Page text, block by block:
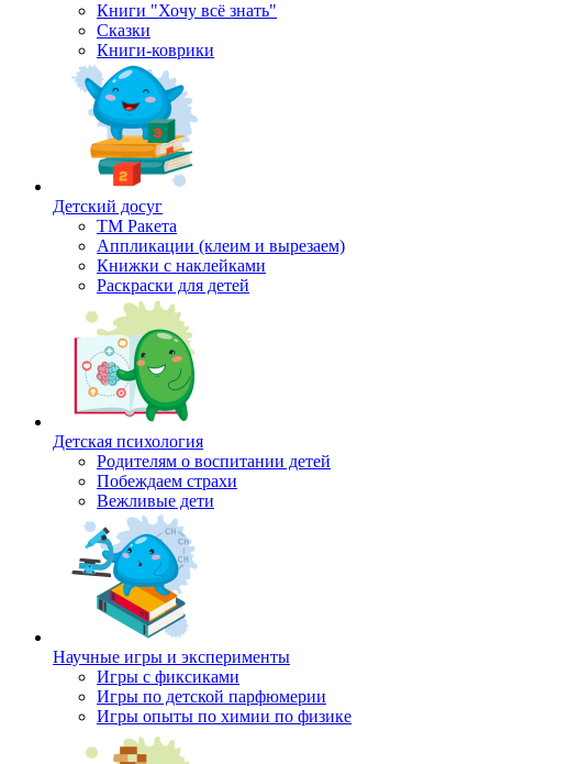
Книги "Хочу всё знать"
Сказки
Книги-коврики
Детский досуг
ТМ Ракета
Аппликации (клеим и вырезаем)
Книжки с наклейками
Раскраски для детей
Детская психология
Родителям о воспитании детей
Побеждаем страхи
Вежливые дети
Научные игры и эксперименты
Игры с фиксиками
Игры по детской парфюмерии
Игры опыты по химии по физике